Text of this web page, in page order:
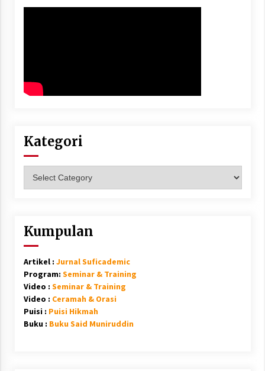
Kategori
Kumpulan
Artikel : Jurnal Suficademic
Program: Seminar & Training
Video : Seminar & Training
Video : Ceramah & Orasi
Puisi : Puisi Hikmah
Buku : Buku Said Muniruddin